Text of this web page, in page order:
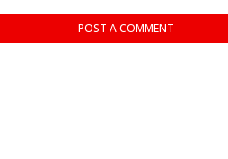
POST A COMMENT